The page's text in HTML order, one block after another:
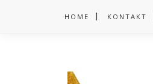
HOME KONTAKT